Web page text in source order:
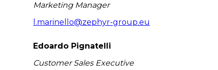
Marketing Manager
l.marinello@zephyr-group.eu
Edoardo Pignatelli
Customer Sales Executive